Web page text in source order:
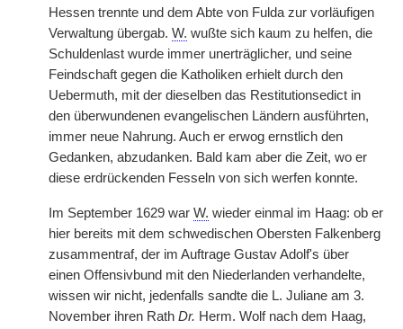
Hessen trennte und dem Abte von Fulda zur vorläufigen
Verwaltung übergab. W. wußte sich kaum zu helfen, die
Schuldenlast wurde immer unerträglicher, und seine
Feindschaft gegen die Katholiken erhielt durch den
Uebermuth, mit der dieselben das Restitutionsedict in
den überwundenen evangelischen Ländern ausführten,
immer neue Nahrung. Auch er erwog ernstlich den
Gedanken, abzudanken. Bald kam aber die Zeit, wo er
diese erdrückenden Fesseln von sich werfen konnte.
Im September 1629 war W. wieder einmal im Haag: ob er
hier bereits mit dem schwedischen Obersten Falkenberg
zusammentraf, der im Auftrage Gustav Adolf's über
einen Offensivbund mit den Niederlanden verhandelte,
wissen wir nicht, jedenfalls sandte die L. Juliane am 3.
November ihren Rath Dr. Herm. Wolf nach dem Haag,